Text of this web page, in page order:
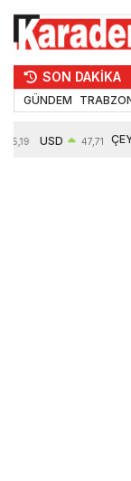
SON DAKİKA
GÜNDEM
USD 47,71